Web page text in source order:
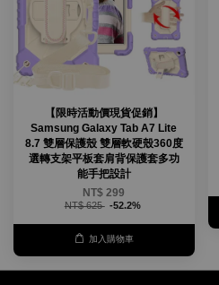
【限時活動價現貨促銷】
Samsung Galaxy Tab A7 Lite
8.7 雙層保護殼 雙層軟硬殼360度
選轉支架平板套肩背保護套多功
能手把設計
NT$ 299
NT$ 625 -52.2%
加入購物車